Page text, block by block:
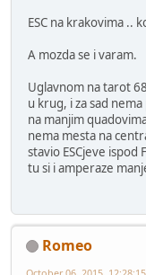
ESC na krakovima ..
A mozda se i varam.
Uglavnom na tarot
u krug, i za sad
na manjim
nema mesta na
stavio ESCjeve ispod
tu si i amperaze
Romeo